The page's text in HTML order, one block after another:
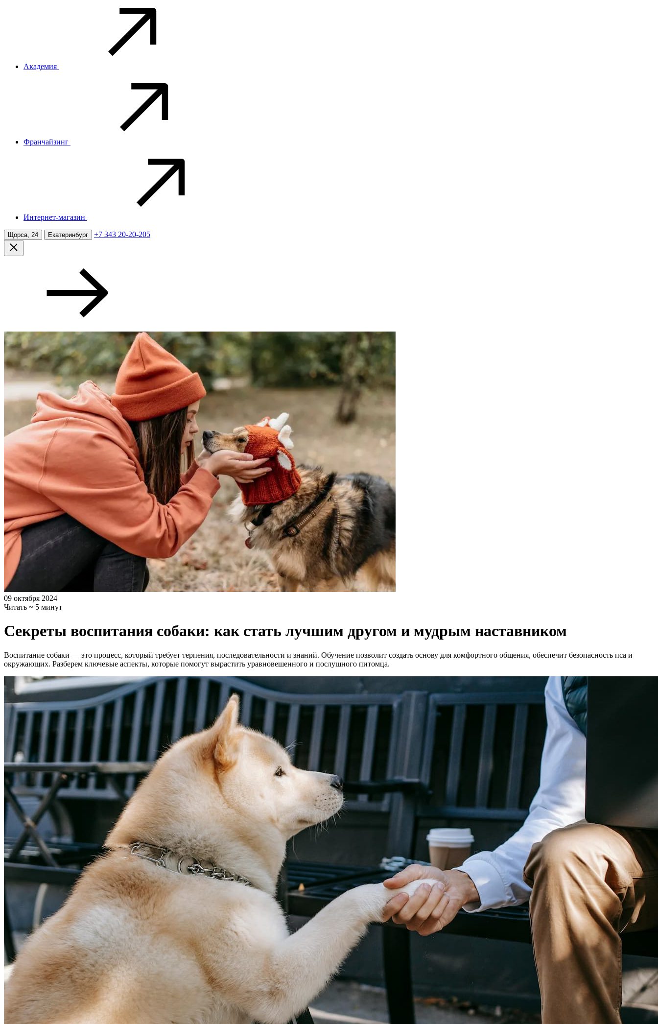
Академия
Франчайзинг
Интернет-магазин
Щорса, 24 Екатеринбург +7 343 20-20-205
09 октября 2024
Читать ~ 5 минут
Секреты воспитания собаки: как стать лучшим другом и мудрым наставником
Воспитание собаки — это процесс, который требует терпения, последовательности и знаний. Обучение позволит создать основу для комфортного общения, обеспечит безопасность пса и
окружающих. Разберем ключевые аспекты, которые помогут вырастить уравновешенного и послушного питомца.